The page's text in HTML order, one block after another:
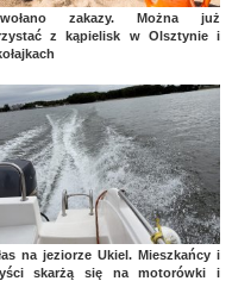
zakazy. Można już
z kąpielisk w Olsztynie i
na jeziorze Ukiel. Mieszkańcy i
skarżą się na motorówki i